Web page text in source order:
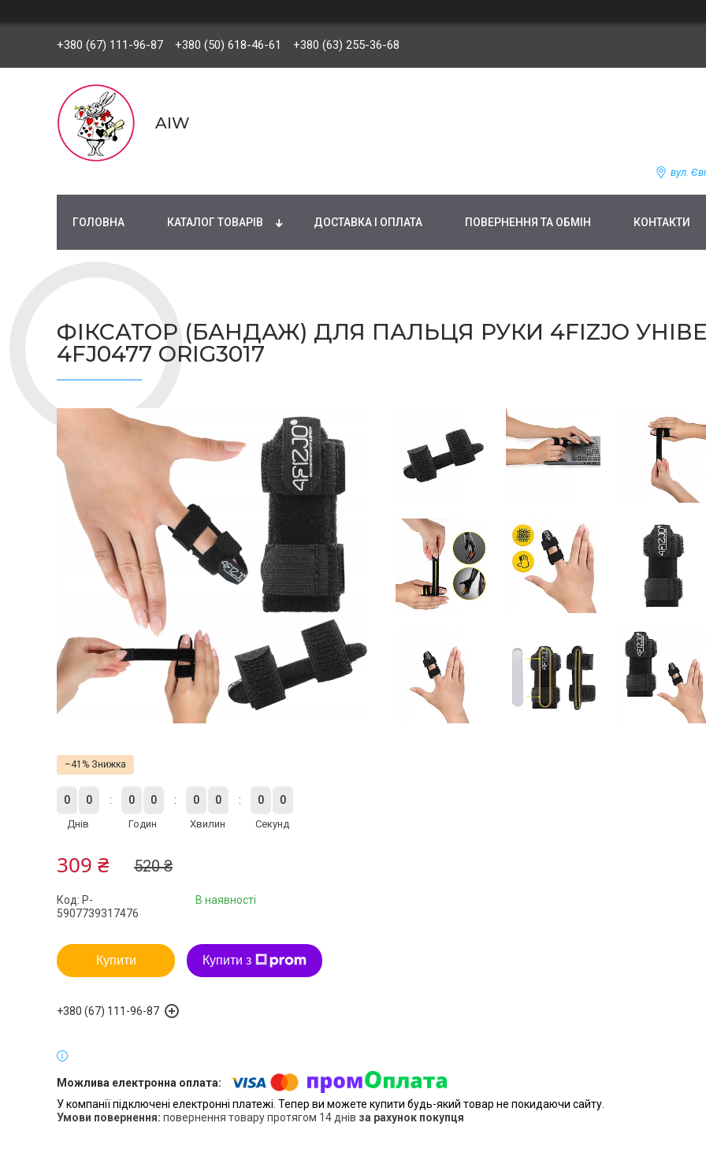
+380 (67) 111-96-87 +380 (50) 618-46-61 +380 (63) 255-36-68
AIW
вул.
ГОЛОВНА КАТАЛОГ ТОВАРІВ ДОСТАВКА І ОПЛАТА ПОВЕРНЕННЯ ТА ОБМІН КОНТАКТИ
ФІКСАТОР (БАНДАЖ) ДЛЯ ПАЛЬЦЯ РУКИ 4FIZJO
4FJ0477 ORIG3017
–41%
0 0
Днів
0 0
Годин
0 0
Хвилин
0 0
Секунд
520 ₴
309 ₴
В наявності
Код: P-
5907739317476
Купити Купити з
+380 (67) 111-96-87
У компанії підключені електронні платежі. Тепер ви можете купити будь-який товар не покидаючи сайту.
повернення товару протягом 14 днів за рахунок покупця